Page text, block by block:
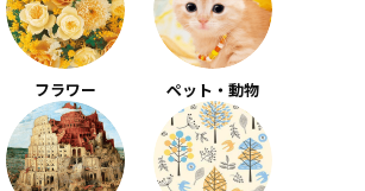
フラワー ペット・動物